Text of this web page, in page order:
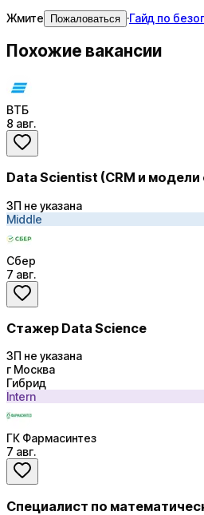
Жмите
Пожаловаться ·Гайд по
Похожие вакансии
ВТБ
8 авг.
Data Scientist (CRM и
ЗП не указана
Middle
Сбер
7 авг.
Стажер Data Science
ЗП не указана
г Москва
Гибрид
Intern
ГК Фармасинтез
7 авг.
Специалист по